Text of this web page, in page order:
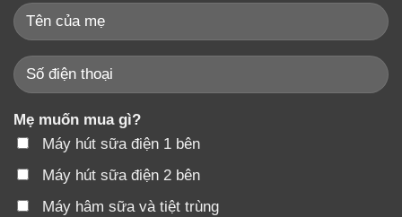
Mẹ muốn mua gì?
Máy hút sữa điện 1 bên
Máy hút sữa điện 2 bên
Máy hâm sữa và tiệt trùng